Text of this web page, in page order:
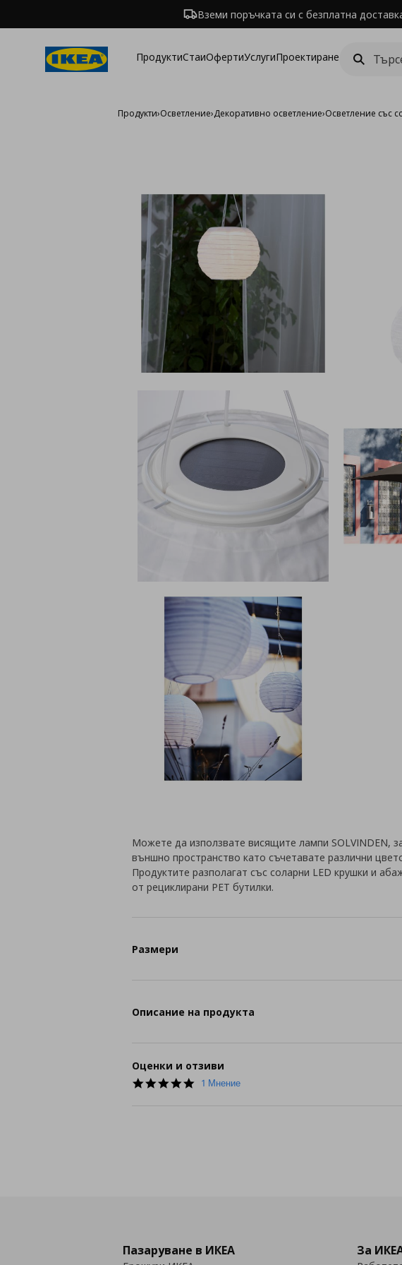
Вземи поръчката си с безплатна
ПродуктиСтаиОфертиУслугиПроектиране
Продукти›Осветление›Декоративно осветление›Осветление със
Можете да използвате висящите лампи SOLVINDEN,
външно пространство като съчетавате различни
Продуктите разполагат със соларни LED крушки и
от рециклирани PET бутилки.
Размери
Описание на продукта
Оценки и отзиви
5.0
1 Мнение
Пазаруване в ИКЕА За